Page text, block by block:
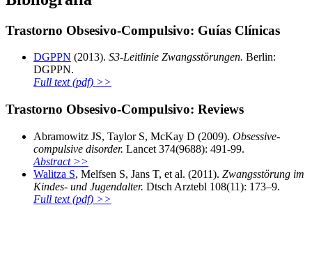
Trastorno Obsesivo-Compulsivo: Guías Clínicas
DGPPN (2013). S3-Leitlinie Zwangsstörungen. Berlin:
DGPPN.
Full text (pdf) >>
Trastorno Obsesivo-Compulsivo: Reviews
Abramowitz JS, Taylor S, McKay D (2009). Obsessive-
compulsive disorder. Lancet 374(9688): 491-99.
Abstract >>
Walitza S, Melfsen S, Jans T, et al. (2011). Zwangsstörung im
Kindes- und Jugendalter. Dtsch Arztebl 108(11): 173–9.
Full text (pdf) >>